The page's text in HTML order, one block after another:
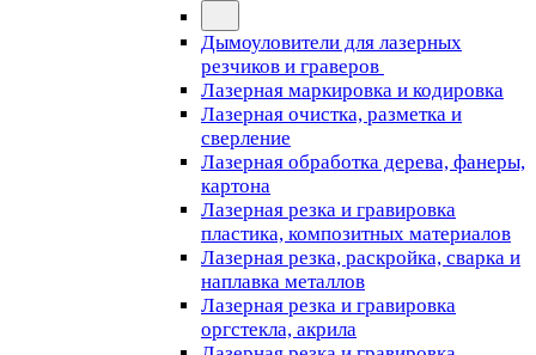
Дымоуловители для лазерных
резчиков и граверов
Лазерная маркировка и кодировка
Лазерная очистка, разметка и
сверление
Лазерная обработка дерева, фанеры,
картона
Лазерная резка и гравировка
пластика, композитных материалов
Лазерная резка, раскройка, сварка и
наплавка металлов
Лазерная резка и гравировка
оргстекла, акрила